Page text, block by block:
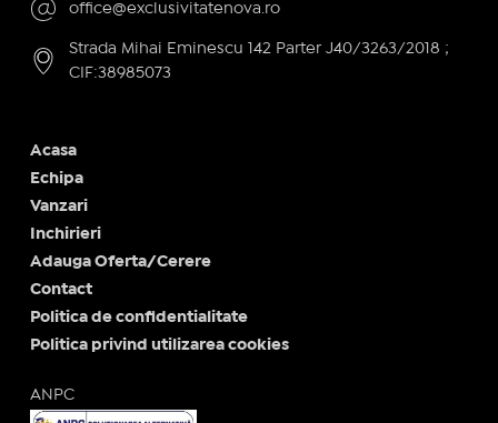
office@exclusivitatenova.ro
Strada Mihai Eminescu 142 Parter J40/3263/2018 ;
CIF:38985073
Acasa
Echipa
Vanzari
Inchirieri
Adauga Oferta/Cerere
Contact
Politica de confidentialitate
Politica privind utilizarea cookies
ANPC